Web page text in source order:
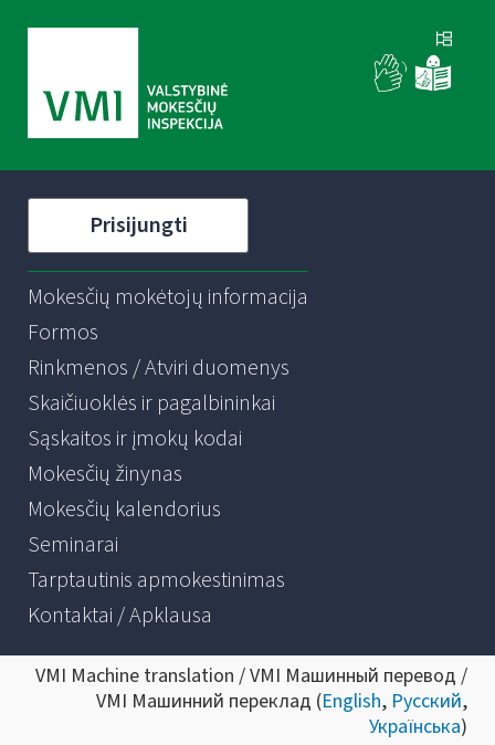
Prisijungti
Mokesčių mokėtojų informacija
Formos
Rinkmenos / Atviri duomenys
Skaičiuoklės ir pagalbininkai
Sąskaitos ir įmokų kodai
Mokesčių žinynas
Mokesčių kalendorius
Seminarai
Tarptautinis apmokestinimas
Kontaktai / Apklausa
VMI Machine translation / VMI Машинный перевод /
VMI Машинний переклад (English, Русский,
Українська)